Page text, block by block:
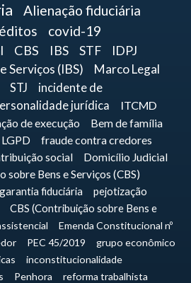
Alienação fiduciária
covid-19
CBS IBS STF
IDPJ
Serviços (IBS)
Marco Legal
STJ
incidente de
jurídica
ITCMD
de execução
Bem de família
LGPD fraude contra credores
social
Domicílio Judicial
sobre Bens e Serviços (CBS)
garantia fiduciária
pejotização
CBS (Contribuição sobre Bens e
Emenda Constitucional nº
PEC 45/2019
grupo econômico
inconstitucionalidade
Penhora
reforma trabalhista